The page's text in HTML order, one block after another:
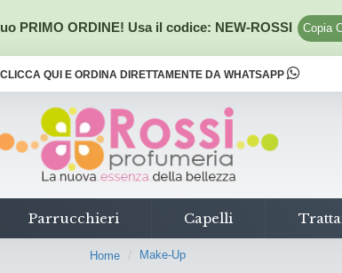
PRIMO ORDINE! Usa il codice: NEW-ROSSI Copia
CLICCA QUI E ORDINA DIRETTAMENTE DA WHATSAPP
Parrucchieri Capelli
Home Make-Up